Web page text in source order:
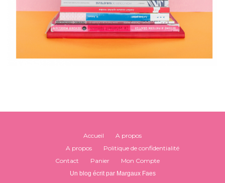
Accueil
A propos
A propos
Politique de confidentialité
Contact
Panier Mon Compte
Un blog écrit par Margaux Faes